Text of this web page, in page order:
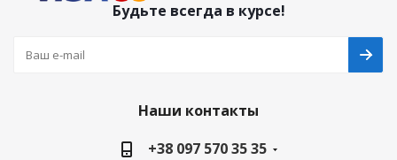
Будьте всегда в курсе!
Наши контакты
+38 097 570 35 35